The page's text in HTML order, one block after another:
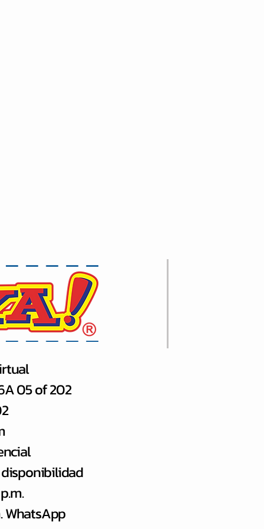
05 of 202
WhatsApp